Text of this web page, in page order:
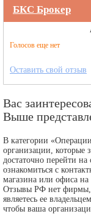
БКС Брокер
Голосов еще нет
Оставить свой отзыв
Вас
Выше
В категории
организации, которые
достаточно перейти
ознакомиться с
магазина или офиса на
Отзывы РФ нет фирмы,
являетесь ее
чтобы ваша